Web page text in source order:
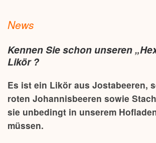
News
Kennen Sie schon unseren
Likör ?
Es ist ein Likör aus Jostabeeren,
roten Johannisbeeren sowie
sie unbedingt in unserem
müssen.